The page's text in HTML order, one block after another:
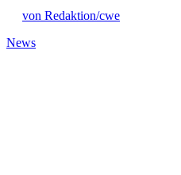
von Redaktion/cwe
News